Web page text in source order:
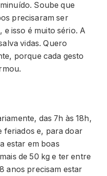
Soube que
precisaram ser
e isso é muito sério. A
vidas. Quero
porque cada gesto
das 7h às 18h,
feriados e, para doar
estar em boas
de 50 kg e ter entre
anos precisam estar